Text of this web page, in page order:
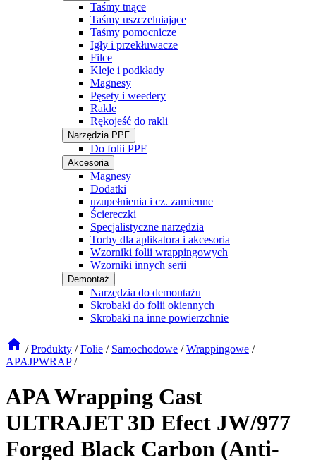
Taśmy tnące
Taśmy uszczelniające
Taśmy pomocnicze
Igły i przekłuwacze
Filce
Kleje i podkłady
Magnesy
Pęsety i weedery
Rakle
Rękojeść do rakli
Narzędzia PPF
Do folii PPF
Akcesoria
Magnesy
Dodatki
uzupełnienia i cz. zamienne
Ściereczki
Specjalistyczne narzędzia
Torby dla aplikatora i akcesoria
Wzorniki folii wrappingowych
Wzorniki innych serii
Demontaż
Narzędzia do demontażu
Skrobaki do folii okiennych
Skrobaki na inne powierzchnie
/ Produkty / Folie / Samochodowe / Wrappingowe /
APAJPWRAP /
APA Wrapping Cast
ULTRAJET 3D Efect JW/977
Forged Black Carbon (Anti-